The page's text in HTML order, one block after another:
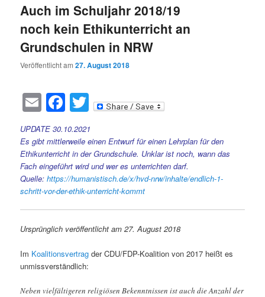
Auch im Schuljahr 2018/19
noch kein Ethikunterricht an
Grundschulen in NRW
Veröffentlicht am27. August 2018
EmailFacebook
Twitter
UPDATE 30.10.2021
Es gibt mittlerweile einen Entwurf für einen Lehrplan für den
Ethikunterricht in der Grundschule. Unklar ist noch, wann das
Fach eingeführt wird und wer es unterrichten darf.
Quelle:https://humanistisch.de/x/hvd-nrw/inhalte/endlich-1-
schritt-vor-der-ethik-unterricht-kommt
Ursprünglich veröffentlicht am27. August 2018
Im Koalitionsvertrag der CDU/FDP-Koalition von 2017 heißt es
unmissverständlich:
Neben vielfältigeren religiösen Bekenntnissen ist auch die Anzahl der